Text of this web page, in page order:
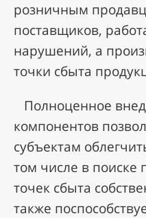
розничным
поставщиков,
нарушений, а
точки сбыта
Полноценное
компонентов
субъектам
том числе в поиске
точек сбыта
также